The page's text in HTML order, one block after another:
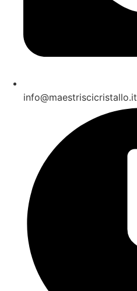
info@maestriscicristallo.it